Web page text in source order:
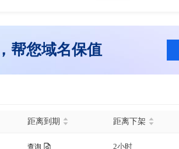
帮您域名保值
距离到期 距离下架
查询 2小时